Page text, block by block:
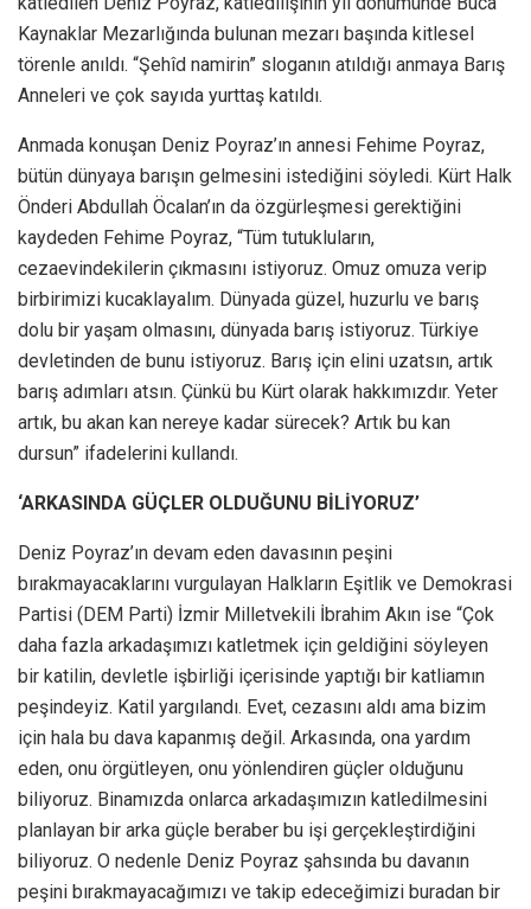
Kaynaklar Mezarlığında bulunan mezarı başında kitlesel
törenle anıldı. “Şehîd namirin” sloganın atıldığı anmaya Barış
Anneleri ve çok sayıda yurttaş katıldı.
Anmada konuşan Deniz Poyraz’ın annesi Fehime Poyraz,
bütün dünyaya barışın gelmesini istediğini söyledi. Kürt Halk
Önderi Abdullah Öcalan’ın da özgürleşmesi gerektiğini
kaydeden Fehime Poyraz, “Tüm tutukluların,
cezaevindekilerin çıkmasını istiyoruz. Omuz omuza verip
birbirimizi kucaklayalım. Dünyada güzel, huzurlu ve barış
dolu bir yaşam olmasını, dünyada barış istiyoruz. Türkiye
devletinden de bunu istiyoruz. Barış için elini uzatsın, artık
barış adımları atsın. Çünkü bu Kürt olarak hakkımızdır. Yeter
artık, bu akan kan nereye kadar sürecek? Artık bu kan
dursun” ifadelerini kullandı.
‘ARKASINDA GÜÇLER OLDUĞUNU BİLİYORUZ’
Deniz Poyraz’ın devam eden davasının peşini
bırakmayacaklarını vurgulayan Halkların Eşitlik ve Demokrasi
Partisi (DEM Parti) İzmir Milletvekili İbrahim Akın ise “Çok
daha fazla arkadaşımızı katletmek için geldiğini söyleyen
bir katilin, devletle işbirliği içerisinde yaptığı bir katliamın
peşindeyiz. Katil yargılandı. Evet, cezasını aldı ama bizim
için hala bu dava kapanmış değil. Arkasında, ona yardım
eden, onu örgütleyen, onu yönlendiren güçler olduğunu
biliyoruz. Binamızda onlarca arkadaşımızın katledilmesini
planlayan bir arka güçle beraber bu işi gerçekleştirdiğini
biliyoruz. O nedenle Deniz Poyraz şahsında bu davanın
peşini bırakmayacağımızı ve takip edeceğimizi buradan bir